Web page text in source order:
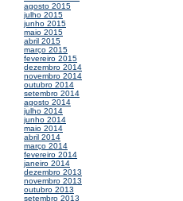
agosto 2015
julho 2015
junho 2015
maio 2015
abril 2015
março 2015
fevereiro 2015
dezembro 2014
novembro 2014
outubro 2014
setembro 2014
agosto 2014
julho 2014
junho 2014
maio 2014
abril 2014
março 2014
fevereiro 2014
janeiro 2014
dezembro 2013
novembro 2013
outubro 2013
setembro 2013